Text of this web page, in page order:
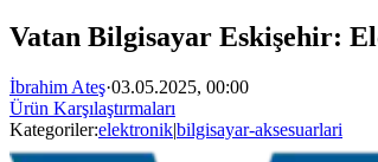
Vatan Bilgisayar Eskişehir:
İbrahim Ateş·03.05.2025, 00:00
Ürün Karşılaştırmaları
Kategoriler:elektronik|bilgisayar-aksesuarlari